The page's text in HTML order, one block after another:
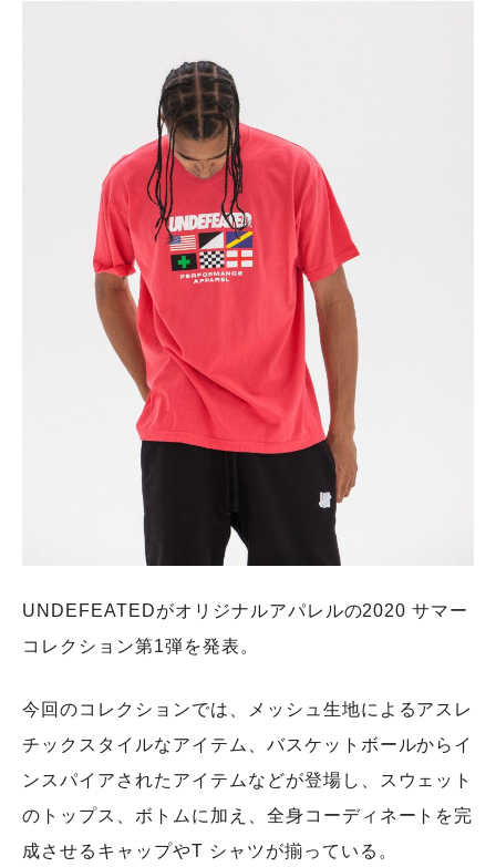
UNDEFEATEDがオリジナルアパレルの2020 サマー
コレクション第1弾を発表。
今回のコレクションでは、メッシュ生地によるアスレ
チックスタイルなアイテム、バスケットボールからイ
ンスパイアされたアイテムなどが登場し、スウェット
のトップス、ボトムに加え、全身コーディネートを完
成させるキャップやT シャツが揃っている。